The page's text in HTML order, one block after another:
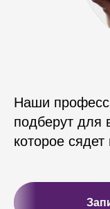
Наши
подберут для
которое